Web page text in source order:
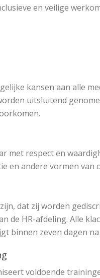
en veilige
kansen aan alle
uitsluitend
met respect en
en andere vormen
dat zij worden
de HR-afdeling. Alle
binnen zeven dagen
voldoende